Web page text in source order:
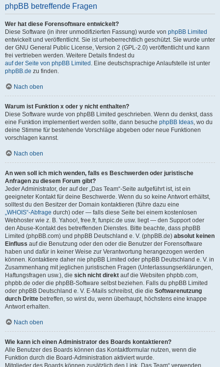
phpBB betreffende Fragen
Wer hat diese Forensoftware entwickelt?
Diese Software (in ihrer unmodifizierten Fassung) wurde von phpBB Limited
entwickelt und veröffentlicht. Sie ist urheberrechtlich geschützt. Sie wurde unter
der GNU General Public License, Version 2 (GPL-2.0) veröffentlicht und kann
frei vertrieben werden. Weitere Details findest du
auf der Seite von phpBB Limited . Eine deutschsprachige Anlaufstelle ist unter
phpBB.de zu finden.
Nach oben
Warum ist Funktion x oder y nicht enthalten?
Diese Software wurde von phpBB Limited geschrieben. Wenn du denkst, dass
eine Funktion implementiert werden sollte, dann besuche phpBB Ideas, wo du
deine Stimme für bestehende Vorschläge abgeben oder neue Funktionen
vorschlagen kannst.
Nach oben
An wen soll ich mich wenden, falls es Beschwerden oder juristische
Anfragen zu diesem Forum gibt?
Jeder Administrator, der auf der „Das Team“-Seite aufgeführt ist, ist ein
geeigneter Kontakt für deine Beschwerde. Wenn du so keine Antwort erhältst,
solltest du den Besitzer der Domain kontaktieren (führe dazu eine
„WHOIS“-Abfrage durch) oder — falls diese Seite bei einem kostenlosen
Webhoster wie z. B. Yahoo!, free.fr, funpic.de usw. liegt — den Support oder
den Abuse-Kontakt des betreffenden Dienstes. Bitte beachte, dass phpBB
Limited (phpBB.com) und phpBB Deutschland e. V. (phpBB.de) absolut keinen
Einfluss auf die Benutzung oder den oder die Benutzer der Forensoftware
haben und dafür in keiner Weise zur Verantwortung herangezogen werden
können. Kontaktiere daher nie phpBB Limited oder phpBB Deutschland e. V. in
Zusammenhang mit jeglichen juristischen Fragen (Unterlassungserklärungen,
Haftungsfragen usw.), die sich nicht direkt auf die Websiten phpbb.com,
phpbb.de oder die phpBB-Software selbst beziehen. Falls du phpBB Limited
oder phpBB Deutschland e. V. E-Mails schreibst, die die Softwarenutzung
durch Dritte betreffen, so wirst du, wenn überhaupt, höchstens eine knappe
Antwort erhalten.
Nach oben
Wie kann ich einen Administrator des Boards kontaktieren?
Alle Benutzer des Boards können das Kontaktformular nutzen, wenn die
Funktion durch die Board-Administration aktiviert wurde.
Mitglieder des Boards können zusätzlich den Link „Das Team“ verwenden.